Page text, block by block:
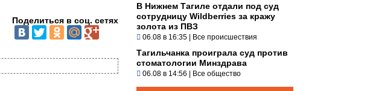
Поделиться в соц. сетях
В Нижнем Тагиле отдали под суд
сотрудницу Wildberries за кражу
золота из ПВЗ
06.08 в 16:35 | Все происшествия
Тагильчанка проиграла суд против
стоматологии Минздрава
06.08 в 14:56 | Все общество